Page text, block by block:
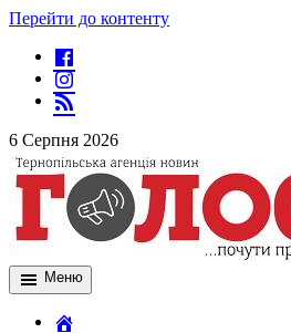
Перейти до контенту
6 Серпня 2026
Меню